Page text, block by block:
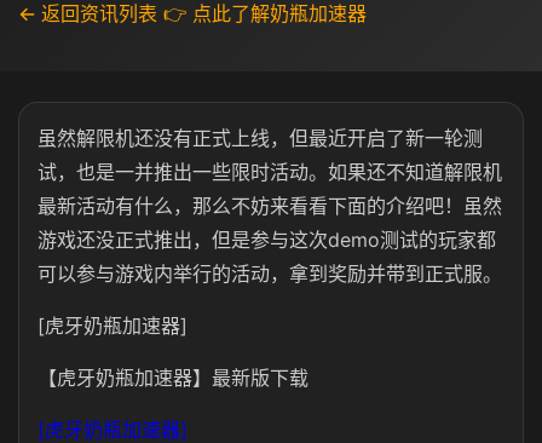
← 返回资讯列表 👉 点此了解奶瓶加速器
虽然解限机还没有正式上线，但最近开启了新一轮测
试，也是一并推出一些限时活动。如果还不知道解限机
最新活动有什么，那么不妨来看看下面的介绍吧！虽然
游戏还没正式推出，但是参与这次demo测试的玩家都
可以参与游戏内举行的活动，拿到奖励并带到正式服。
[虎牙奶瓶加速器]
【虎牙奶瓶加速器】最新版下载
[虎牙奶瓶加速器]